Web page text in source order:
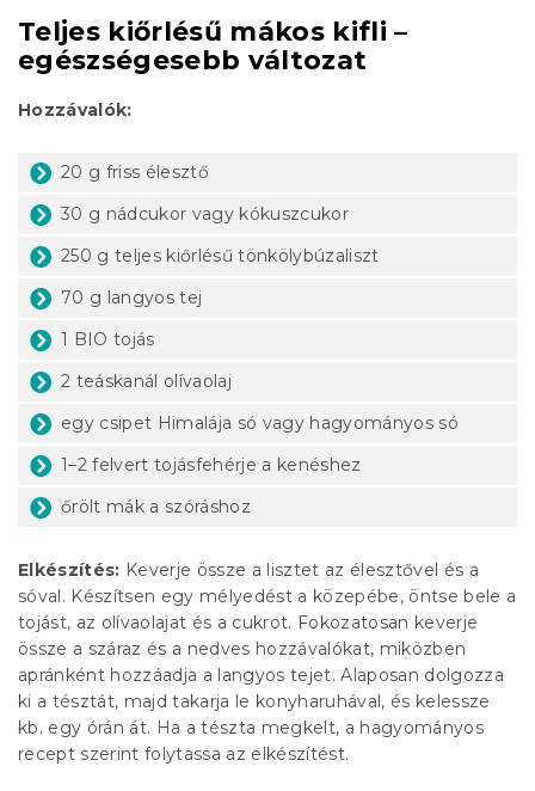
Teljes kiőrlésű mákos kifli –
egészségesebb változat
Hozzávalók:
20 g friss élesztő
30 g nádcukor vagy kókuszcukor
250 g teljes kiőrlésű tönkölybúzaliszt
70 g langyos tej
1 BIO tojás
2 teáskanál olívaolaj
egy csipet Himalája só vagy hagyományos só
1–2 felvert tojásfehérje a kenéshez
őrölt mák a szóráshoz
Elkészítés: Keverje össze a lisztet az élesztővel és a
sóval. Készítsen egy mélyedést a közepébe, öntse bele a
tojást, az olívaolajat és a cukrot. Fokozatosan keverje
össze a száraz és a nedves hozzávalókat, miközben
apránként hozzáadja a langyos tejet. Alaposan dolgozza
ki a tésztát, majd takarja le konyharuhával, és kelessze
kb. egy órán át. Ha a tészta megkelt, a hagyományos
recept szerint folytassa az elkészítést.